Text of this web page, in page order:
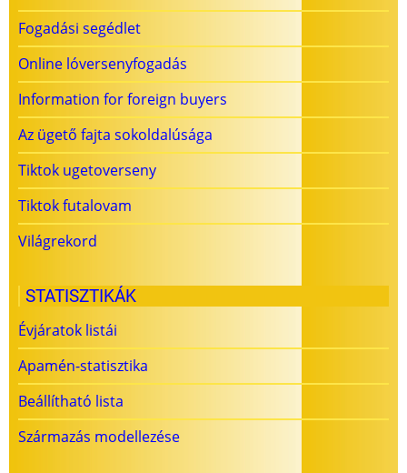
Fogadási segédlet
Online lóversenyfogadás
Information for foreign buyers
Az ügető fajta sokoldalúsága
Tiktok ugetoverseny
Tiktok futalovam
Világrekord
STATISZTIKÁK
Évjáratok listái
Apamén-statisztika
Beállítható lista
Származás modellezése